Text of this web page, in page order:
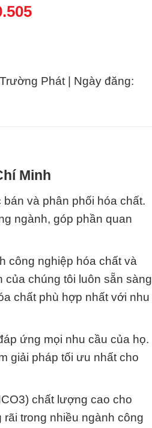
Phát | Ngày đăng:
Minh
và phân phối hóa chất.
ngành, góp phần quan
công nghiệp hóa chất và
chúng tôi luôn sẵn sàng
chất phù hợp nhất với nhu
ứng mọi nhu cầu của họ.
giải pháp tối ưu nhất cho
chất lượng cao cho
trong nhiều ngành công